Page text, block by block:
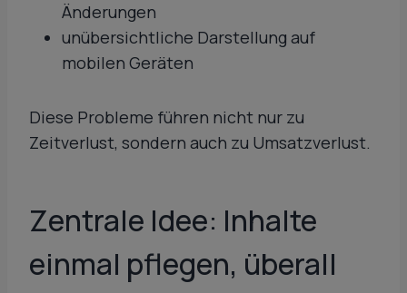
Änderungen
unübersichtliche Darstellung auf
mobilen Geräten
Diese Probleme führen nicht nur zu
Zeitverlust, sondern auch zu Umsatzverlust.
Zentrale Idee: Inhalte
einmal pflegen, überall